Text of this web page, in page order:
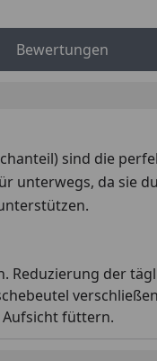
Bewertungen
sind die
unterwegs, da sie
Reduzierung der
Aufsicht füttern.